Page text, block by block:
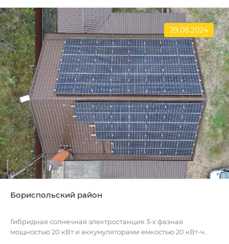
29.08.2024
Бориспольский район
Гибридная солнечная электростанция 3-х фазная
мощностью 20 кВт и аккумуляторами емкостью 20 кВт-ч..